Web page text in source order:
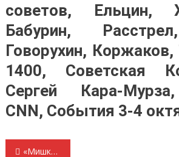
советов, Ельцин,
Бабурин,
Говорухин, Коржаков,
1400, Советская
Сергей Кара-
CNN, События 3-4
Навигация
«Мишка, Мишка, где твои улыбки?». Самара расстается с бывшим губернатором Меркушкиным без сожалений